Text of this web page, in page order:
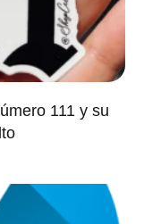
111 y su